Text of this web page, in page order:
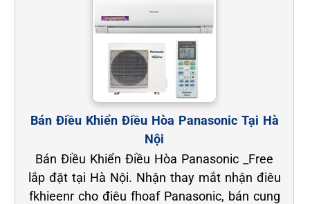
Bán Điều Khiển Điều Hòa Panasonic Tại Hà
Nội
Bán Điều Khiển Điều Hòa Panasonic _Free
lắp đặt tại Hà Nội. Nhận thay mắt nhận điêu
fkhieenr cho điêu fhoaf Panasonic, bán cung